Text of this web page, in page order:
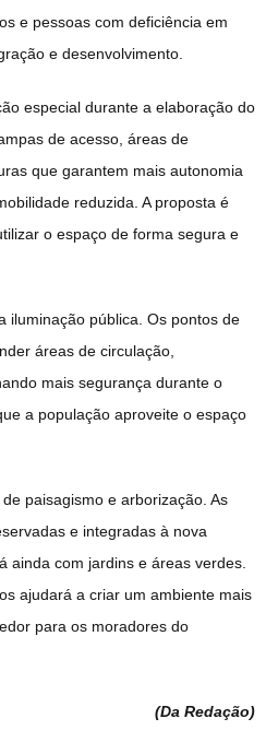
e pessoas com deficiência em
e desenvolvimento.
especial durante a elaboração do
de acesso, áreas de
que garantem mais autonomia
reduzida. A proposta é
o espaço de forma segura e
iluminação pública. Os pontos de
áreas de circulação,
mais segurança durante o
a população aproveite o espaço
paisagismo e arborização. As
e integradas à nova
ainda com jardins e áreas verdes.
ajudará a criar um ambiente mais
para os moradores do
(Da Redação)